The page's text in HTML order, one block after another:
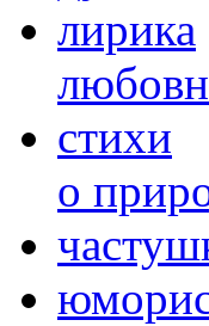
лирика
cтихи
о